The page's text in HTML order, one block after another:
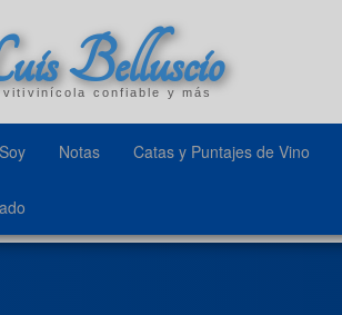
Belluscio
vitivinícola confiable y más
Notas Catas y Puntajes de Vino